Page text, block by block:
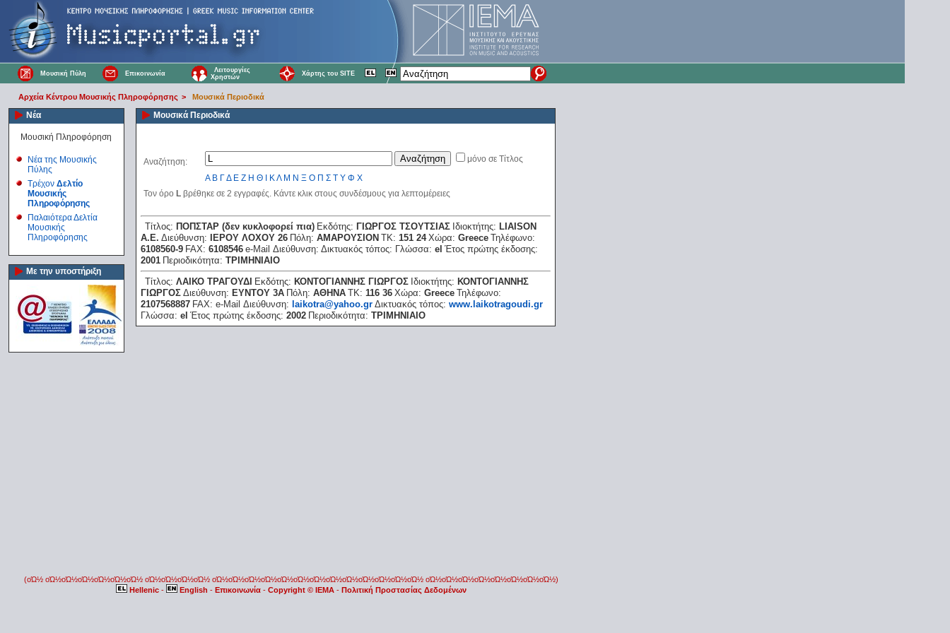
Μουσική Πύλη Επικοινωνία
Λειτουργίες
Χρηστών
Χάρτης του SITE
Αρχεία Κέντρου Μουσικής Πληροφόρησης > Μουσικά Περιοδικά
Νέα
Μουσική Πληροφόρηση
Νέα της Μουσικής
Πύλης
Τρέχον Δελτίο
Μουσικής
Πληροφόρησης
Παλαιότερα Δελτία
Μουσικής
Πληροφόρησης
Με την υποστήριξη
Μουσικά Περιοδικά
Αναζήτηση:
μόνο σε Τίτλος
Α Β ΓΔ Ε Ζ Η Θ ΚΛ Μ Ν Ξ Ο Π Σ Τ Υ Φ Χ
Τον όρο L βρέθηκε σε 2 εγγραφές. Κάντε κλικ στους συνδέσμους για λεπτομέρειες
Τίτλος: ΠΟΠΣΤΑΡ (δεν κυκλοφορεί πια) Εκδότης: ΓΙΩΡΓΟΣ ΤΣΟΥΤΣΙΑΣ Ιδιοκτήτης: LIAISON
Α.Ε. Διεύθυνση: ΙΕΡΟΥ ΛΟΧΟΥ 26 Πόλη: ΑΜΑΡΟΥΣΙΟΝ ΤΚ: 151 24 Χώρα: Greece Τηλέφωνο:
6108560-9 FAX: 6108546 e-Mail Διεύθυνση: Δικτυακός τόπος: Γλώσσα: el Έτος πρώτης έκδοσης:
2001 Περιοδικότητα: ΤΡΙΜΗΝΙΑΙΟ
Τίτλος: ΛΑΙΚΟ ΤΡΑΓΟΥΔΙ Εκδότης: ΚΟΝΤΟΓΙΑΝΝΗΣ ΓΙΩΡΓΟΣ Ιδιοκτήτης: ΚΟΝΤΟΓΙΑΝΝΗΣ
ΓΙΩΡΓΟΣ Διεύθυνση: ΕΥΝΤΟΥ 3Α Πόλη: ΑΘΗΝΑ ΤΚ: 116 36 Χώρα: Greece Τηλέφωνο:
2107568887 FAX: e-Mail Διεύθυνση: laikotra@yahoo.gr Δικτυακός τόπος: www.laikotragoudi.gr
Γλώσσα: el Έτος πρώτης έκδοσης: 2002 Περιοδικότητα: ΤΡΙΜΗΝΙΑΙΟ
(οΏ½ οΏ½οΏ½οΏ½οΏ½οΏ½οΏ½ οΏ½οΏ½οΏ½οΏ½ οΏ½οΏ½οΏ½οΏ½οΏ½οΏ½οΏ½οΏ½οΏ½οΏ½οΏ½οΏ½οΏ½ οΏ½οΏ½οΏ½οΏ½οΏ½οΏ½οΏ½οΏ½)
Hellenic - English - Επικοινωνία - Copyright © IEMA - Πολιτική Προστασίας Δεδομένων